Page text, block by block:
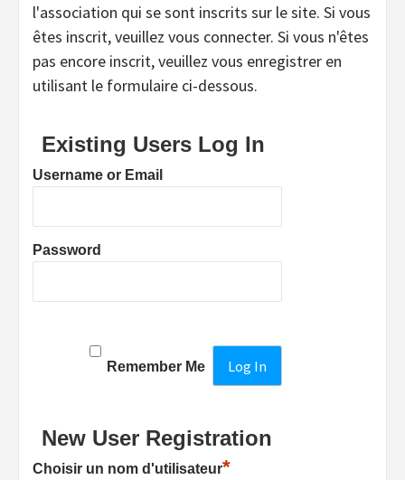
l'association qui se sont inscrits sur le site. Si vous
êtes inscrit, veuillez vous connecter. Si vous n'êtes
pas encore inscrit, veuillez vous enregistrer en
utilisant le formulaire ci-dessous.
Existing Users Log In
Username or Email
Password
Remember Me
New User Registration
Choisir un nom d'utilisateur*